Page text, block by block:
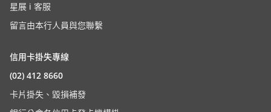
星展 i 客服
留言由本行人員與您聯繫
信用卡掛失專線
(02) 412 8660
卡片掛失、毀損補發